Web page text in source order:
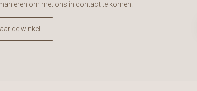
om met ons in contact te komen.
de winkel